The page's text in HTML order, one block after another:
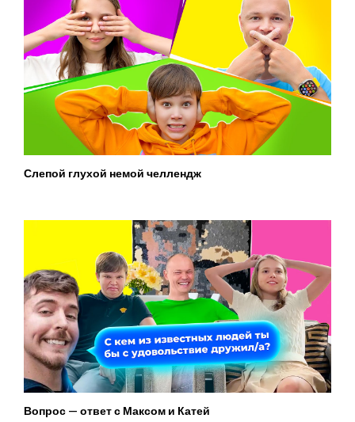
Слепой глухой немой челлендж
Вопрос — ответ с Максом и Катей